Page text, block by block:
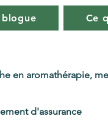
Ce
en aromathérapie,
d'assurance